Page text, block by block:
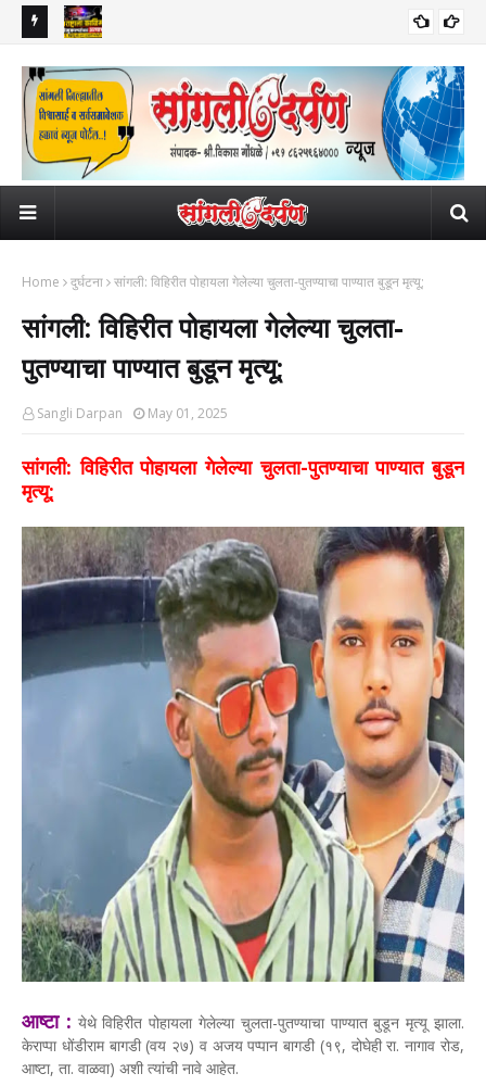
नंदुरबारच्या विकृत नराधमाचे हैराण करणारे कृत्य!
Home दुर्घटना सांगली: विहिरीत पोहायला गेलेल्या चुलता-पुतण्याचा पाण्यात बुडून मृत्यू;
सांगली: विहिरीत पोहायला गेलेल्या चुलता-
पुतण्याचा पाण्यात बुडून मृत्यू;
Sangli Darpan May 01, 2025
सांगली: विहिरीत पोहायला गेलेल्या चुलता-पुतण्याचा पाण्यात बुडून
मृत्यू;
आष्टा : येथे विहिरीत पोहायला गेलेल्या चुलता-पुतण्याचा पाण्यात बुडून मृत्यू झाला.
केराप्पा धोंडीराम बागडी (वय २७) व अजय पप्पान बागडी (१९, दोघेही रा. नागाव रोड,
आष्टा, ता. वाळवा) अशी त्यांची नावे आहेत.